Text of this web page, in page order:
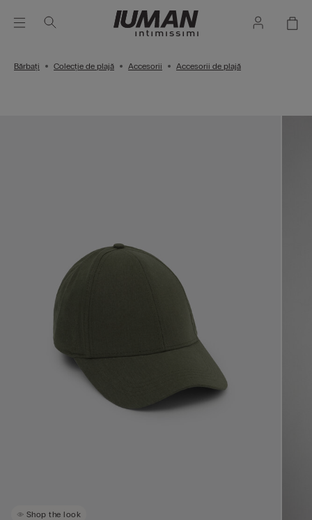
Bărbați Colecție de plajă Accesorii Accesorii de plajă
Shop the look